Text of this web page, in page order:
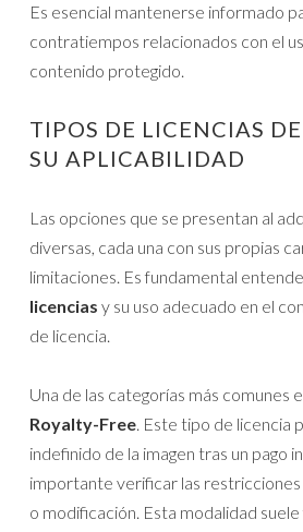
Es esencial mantenerse informado
contratiempos relacionados con el
contenido protegido.
TIPOS DE LICENCIAS
SU APLICABILIDAD
Las opciones que se presentan al
diversas, cada una con sus propias
limitaciones. Es fundamental
licencias y su uso adecuado en el
de licencia.
Una de las categorías más comunes
Royalty-Free. Este tipo de licencia
indefinido de la imagen tras un pago
importante verificar las
o modificación. Esta modalidad